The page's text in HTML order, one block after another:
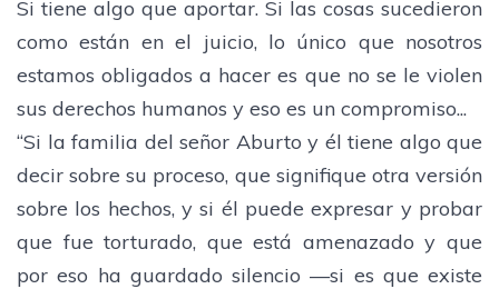
Si tiene algo que aportar. Si las cosas sucedieron
como están en el juicio, lo único que nosotros
estamos obligados a hacer es que no se le violen
sus derechos humanos y eso es un compromiso...
“Si la familia del señor Aburto y él tiene algo que
decir sobre su proceso, que signifique otra versión
sobre los hechos, y si él puede expresar y probar
que fue torturado, que está amenazado y que
por eso ha guardado silencio —si es que existe